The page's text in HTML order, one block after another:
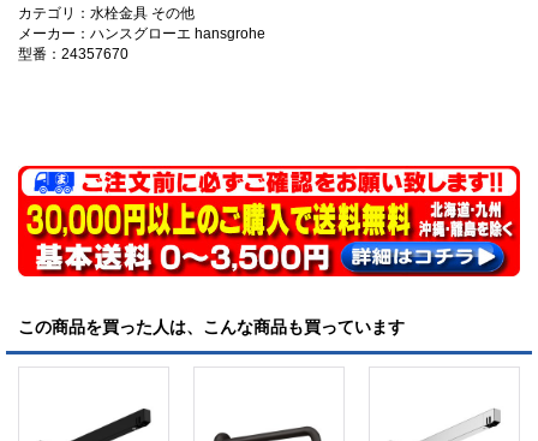
カテゴリ：水栓金具 その他
メーカー：ハンスグローエ hansgrohe
型番：24357670
この商品を買った人は、こんな商品も買っています